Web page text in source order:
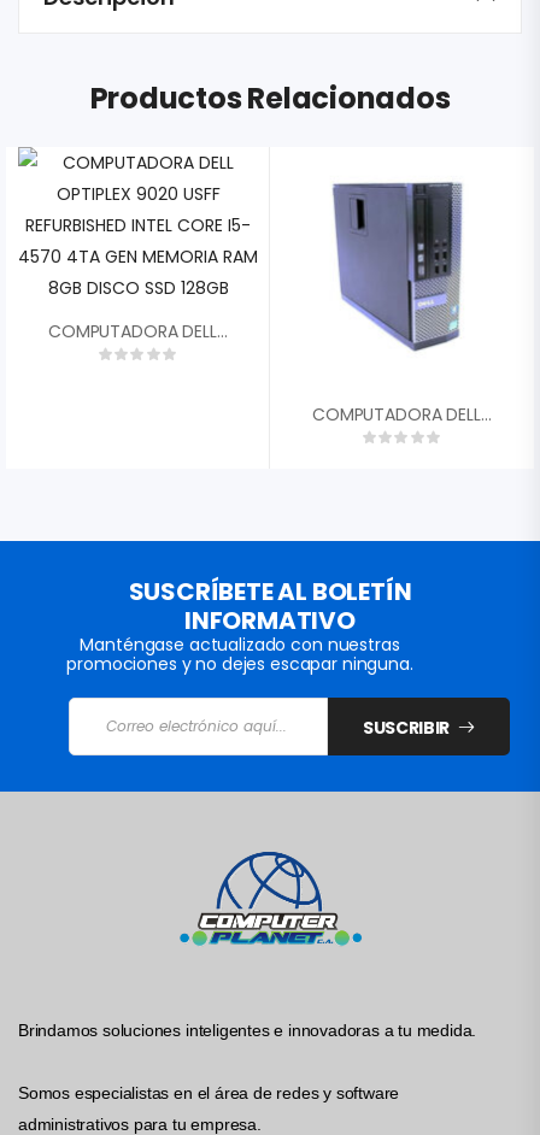
Productos Relacionados
COMPUTADORA DELL OPTIPLEX 9020 USFF REFURBISHED INTEL CORE I5-4570 4TA GEN MEMORIA RAM 8GB DISCO SSD 128GB
COMPUTADORA DELL OPTIPLEX 9010 REFURBISHED INTEL CORE I5-3570 3ERA GEN MEMORIA RAM 8GB DISCO SSD 128GB
SUSCRÍBETE AL BOLETÍN
INFORMATIVO
Manténgase actualizado con nuestras
promociones y no dejes escapar ninguna.
SUSCRIBIR
Brindamos soluciones inteligentes e innovadoras a tu medida.
Somos especialistas en el área de redes y software
administrativos para tu empresa.